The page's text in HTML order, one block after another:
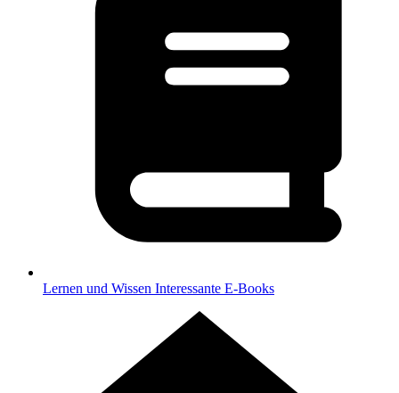
Lernen und Wissen Interessante E-Books